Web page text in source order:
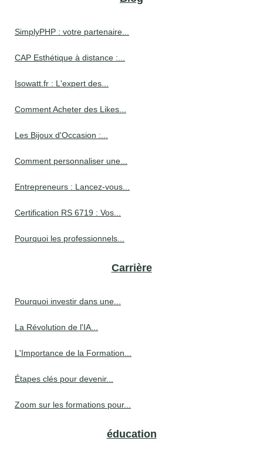
SimplyPHP : votre partenaire...
CAP Esthétique à distance :...
Isowatt.fr : L'expert des...
Comment Acheter des Likes...
Les Bijoux d'Occasion :...
Comment personnaliser une...
Entrepreneurs : Lancez-vous...
Certification RS 6719 : Vos...
Pourquoi les professionnels...
Carrière
Pourquoi investir dans une...
La Révolution de l'IA...
L'Importance de la Formation...
Étapes clés pour devenir...
Zoom sur les formations pour...
éducation